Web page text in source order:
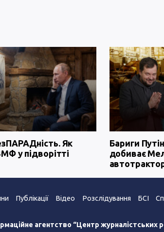
Як
у підворітті
Бариги
добиває
Публікації Відео Розслідування БСІ
агентство “Центр журналістських